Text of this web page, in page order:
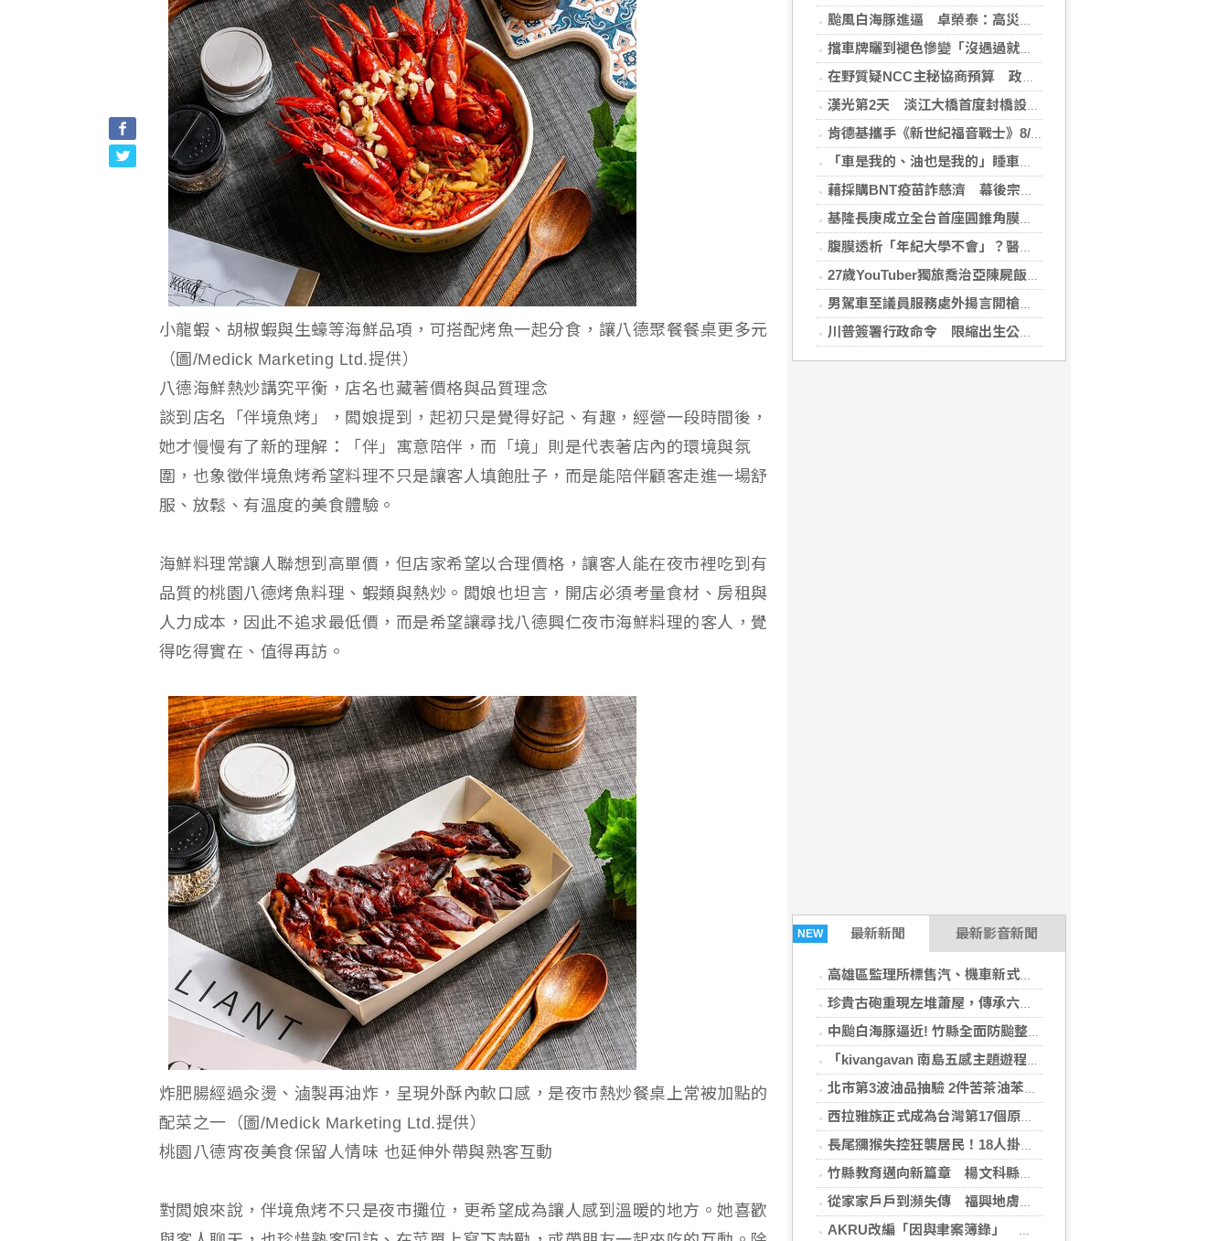
颱風白海豚進逼 卓榮泰：高災害潛勢區加強預防性整備
擋車牌曬到褪色慘變「沒遇過就好了」！崔始源親朝聖崩潰喊：記得常換照片
在野質疑NCC主秘協商預算 政院：委員全出缺所致
漢光第2天 淡江大橋首度封橋設3防線阻敵直衝中樞
肯德基攜手《新世紀福音戰士》8/11霸脆覺醒 首度跨界台灣速食品牌！
「車是我的、油也是我的」睡車竟被收住宿費 官方一句話打臉飯店
藉採購BNT疫苗詐慈濟 幕後宗教團體夫婦接押禁見
基隆長庚成立全台首座圓錐角膜中心 守護國人視力健康
腹膜透析「年紀大學不會」？醫：年齡並非限制 評估還要看3面向
27歲YouTuber獨旅喬治亞陳屍飯店 法醫揭死因「未排除中毒可能」
男駕車至議員服務處外揚言開槍 台中警逮人法辦
川普簽署行政命令 限縮出生公民權並禁生育旅遊
NEW 最新新聞 最新影音新聞
高雄區監理所標售汽、機車新式號牌
珍貴古砲重現左堆蕭屋，傳承六堆保鄉衛土歷史記憶 擴大及強化客家地區文化資產量能
中颱白海豚逼近! 竹縣全面防颱整備 楊文科縣長籲鄉親落實防颱準備
「kivangavan 南島五感主題遊程」熱烈報名中 邀請民眾深度探索大武山
北市第3波油品抽驗 2件苦茶油苯駢芘超標已要求下架
西拉雅族正式成為台灣第17個原住民族 苗栗縣8月13日起受理民族成員登記
長尾獼猴失控狂襲居民！18人掛彩40校停課 官方追查異常原因
竹縣教育邁向新篇章 楊文科縣長視察2新設高中展現高中五大方案成果
從家家戶戶到瀕失傳 福興地膚草掃帚急尋接班人
AKRU改編「因與聿案簿錄」 漫畫展台日合作成果
小龍蝦、胡椒蝦與生蠔等海鮮品項，可搭配烤魚一起分食，讓八德聚餐餐桌更多元
（圖/Medick Marketing Ltd.提供）
八德海鮮熱炒講究平衡，店名也藏著價格與品質理念
談到店名「伴境魚烤」，闆娘提到，起初只是覺得好記、有趣，經營一段時間後，
她才慢慢有了新的理解：「伴」寓意陪伴，而「境」則是代表著店內的環境與氛
圍，也象徵伴境魚烤希望料理不只是讓客人填飽肚子，而是能陪伴顧客走進一場舒
服、放鬆、有溫度的美食體驗。
海鮮料理常讓人聯想到高單價，但店家希望以合理價格，讓客人能在夜市裡吃到有
品質的桃園八德烤魚料理、蝦類與熱炒。闆娘也坦言，開店必須考量食材、房租與
人力成本，因此不追求最低價，而是希望讓尋找八德興仁夜市海鮮料理的客人，覺
得吃得實在、值得再訪。
炸肥腸經過汆燙、滷製再油炸，呈現外酥內軟口感，是夜市熱炒餐桌上常被加點的
配菜之一（圖/Medick Marketing Ltd.提供）
桃園八德宵夜美食保留人情味 也延伸外帶與熟客互動
對闆娘來說，伴境魚烤不只是夜市攤位，更希望成為讓人感到溫暖的地方。她喜歡